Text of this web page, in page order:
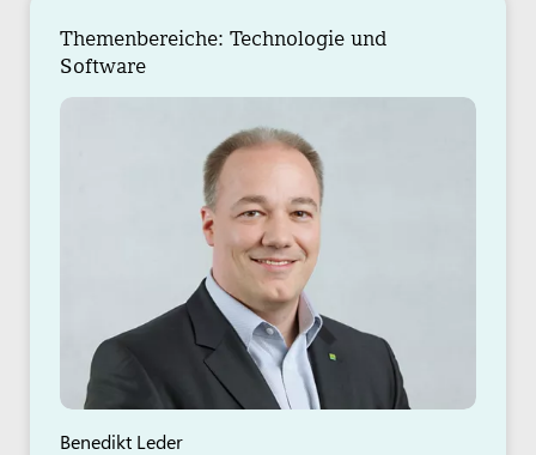
Themenbereiche: Technologie und
Software
Benedikt Leder